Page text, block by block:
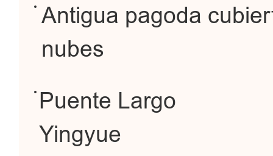
Antigua pagoda
nubes
Puente Largo
Yingyue